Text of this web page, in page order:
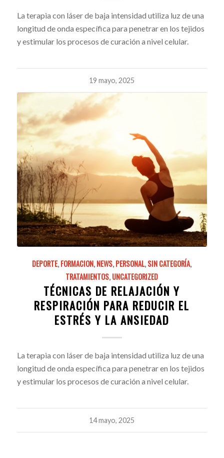
La terapia con láser de baja intensidad utiliza luz de una
longitud de onda específica para penetrar en los tejidos
y estimular los procesos de curación a nivel celular.
19 mayo, 2025
DEPORTE,FORMACION,NEWS,PERSONAL,SIN CATEGORÍA,
TRATAMIENTOS,UNCATEGORIZED
TÉCNICAS DE RELAJACIÓN Y
RESPIRACIÓN PARA REDUCIR EL
ESTRÉS Y LA ANSIEDAD
La terapia con láser de baja intensidad utiliza luz de una
longitud de onda específica para penetrar en los tejidos
y estimular los procesos de curación a nivel celular.
14 mayo, 2025